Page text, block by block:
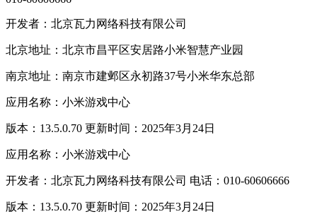
开发者：北京瓦力网络科技有限公司
北京地址：北京市昌平区安居路小米智慧产业园
南京地址：南京市建邺区永初路37号小米华东总部
应用名称：小米游戏中心
版本：13.5.0.70 更新时间：2025年3月24日
应用名称：小米游戏中心
开发者：北京瓦力网络科技有限公司 电话：010-60606666
版本：13.5.0.70 更新时间：2025年3月24日